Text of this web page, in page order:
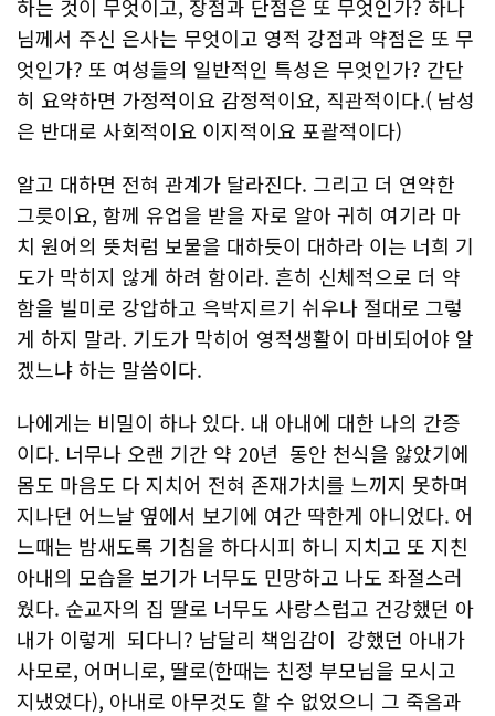
하는 것이 무엇이고, 장점과 단점은 또 무엇인가? 하나
님께서 주신 은사는 무엇이고 영적 강점과 약점은 또 무
엇인가? 또 여성들의 일반적인 특성은 무엇인가? 간단
히 요약하면 가정적이요 감정적이요, 직관적이다.( 남성
은 반대로 사회적이요 이지적이요 포괄적이다)
알고 대하면 전혀 관계가 달라진다. 그리고 더 연약한
그릇이요, 함께 유업을 받을 자로 알아 귀히 여기라 마
치 원어의 뜻처럼 보물을 대하듯이 대하라 이는 너희 기
도가 막히지 않게 하려 함이라. 흔히 신체적으로 더 약
함을 빌미로 강압하고 윽박지르기 쉬우나 절대로 그렇
게 하지 말라. 기도가 막히어 영적생활이 마비되어야 알
겠느냐 하는 말씀이다.
나에게는 비밀이 하나 있다. 내 아내에 대한 나의 간증
이다. 너무나 오랜 기간 약 20년 동안 천식을 앓았기에
몸도 마음도 다 지치어 전혀 존재가치를 느끼지 못하며
지나던 어느날 옆에서 보기에 여간 딱한게 아니었다. 어
느때는 밤새도록 기침을 하다시피 하니 지치고 또 지친
아내의 모습을 보기가 너무도 민망하고 나도 좌절스러
웠다. 순교자의 집 딸로 너무도 사랑스럽고 건강했던 아
내가 이렇게 되다니? 남달리 책임감이 강했던 아내가
사모로, 어머니로, 딸로(한때는 친정 부모님을 모시고
지냈었다), 아내로 아무것도 할 수 없었으니 그 죽음과